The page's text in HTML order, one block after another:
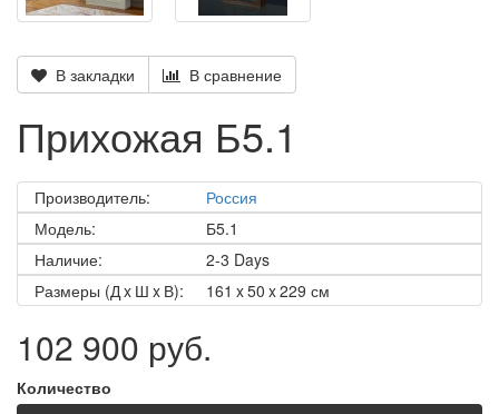
В закладки В сравнение
Прихожая Б5.1
Производитель:
Россия
Модель:
Б5.1
Наличие:
2-3 Days
Размеры (Д x Ш x В):
161 x 50 x 229 см
102 900 руб.
Количество